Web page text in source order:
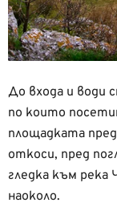
До входа и води
по които
площадката
откоси, пред
гледка към река
наоколо.